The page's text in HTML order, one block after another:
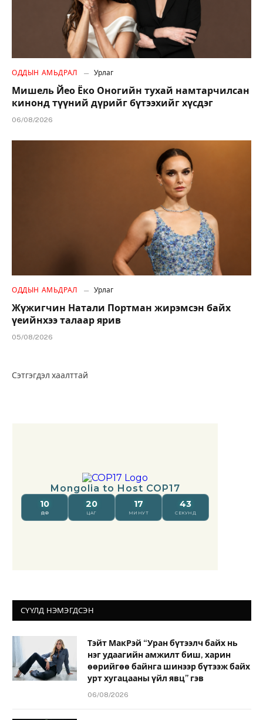
ОДДЫН АМЬДРАЛ Урлаг
Мишель Йео Ёко Оногийн тухай намтарчилсан
кинонд түүний дүрийг бүтээхийг хүсдэг
06/08/2026
ОДДЫН АМЬДРАЛ Урлаг
Жүжигчин Натали Портман жирэмсэн байх
үеийнхээ талаар ярив
05/08/2026
Сэтгэгдэл хаалттай
СҮҮЛД НЭМЭГДСЭН
Тэйт МакРэй “Уран бүтээлч байх нь
нэг удаагийн амжилт биш, харин
өөрийгөө байнга шинээр бүтээж байх
урт хугацааны үйл явц” гэв
06/08/2026